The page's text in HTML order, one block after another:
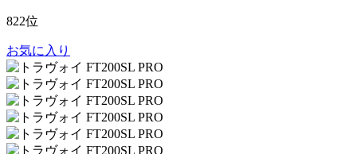
822位
お気に入り